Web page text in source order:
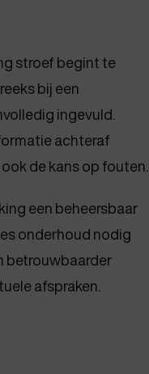
stroef begint te
bij een
ingevuld.
achteraf
de kans op fouten.
een beheersbaar
onderhoud nodig
betrouwbaarder
afspraken.